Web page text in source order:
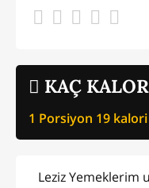
KAÇ
1 Porsiyon 19 kalori
Leziz Yemeklerim